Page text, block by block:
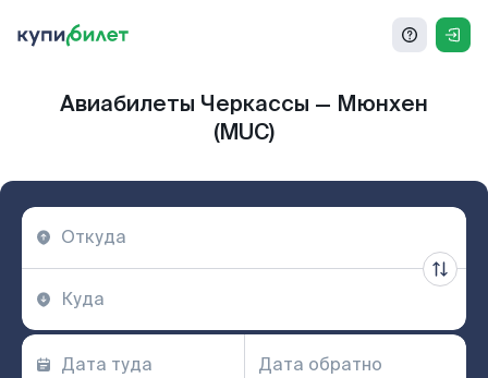
Авиабилеты Черкассы — Мюнхен
(MUC)